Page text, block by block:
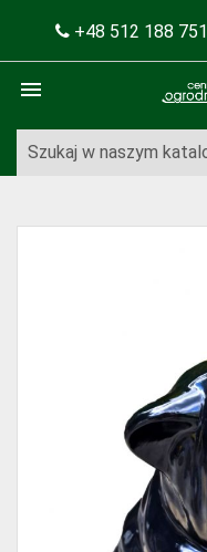
+48 512 188 751
